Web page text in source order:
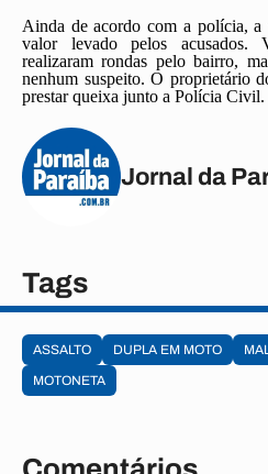
Ainda de acordo com a polícia,
valor levado pelos acusados.
realizaram rondas pelo bairro,
nenhum suspeito. O proprietário
prestar queixa junto a Polícia Civil.
Jornal da
Tags
ASSALTO DUPLA EM MOTO
MOTONETA